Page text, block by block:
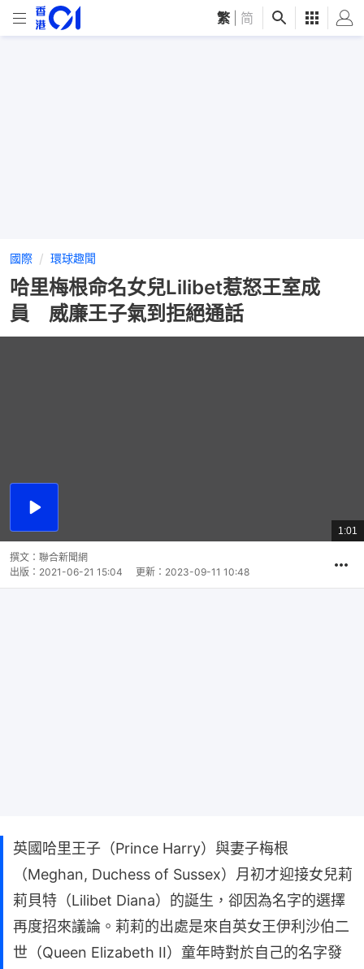
繁 简
國際 環球趣聞
哈里梅根命名女兒Lilibet惹怒王室成
員 威廉王子氣到拒絕通話
播
總
共
1:01
撰文： 聯合新聞網
出版： 2021-06-21 15:04 更新： 2023-09-11 10:48
英國哈里王子（Prince Harry）與妻子梅根
（Meghan, Duchess of Sussex）月初才迎接女兒莉
莉貝特（Lilibet Diana）的誕生，卻因為名字的選擇
再度招來議論。莉莉的出處是來自英女王伊利沙伯二
世（Queen Elizabeth II）童年時對於自己的名字發